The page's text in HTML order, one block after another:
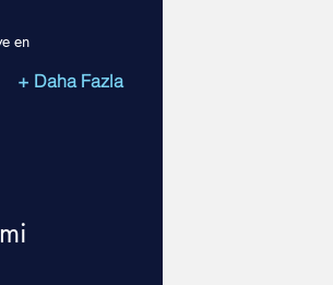
en
+ Daha Fazla